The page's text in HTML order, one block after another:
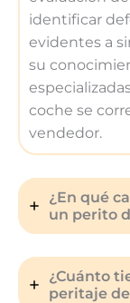
identificar
evidentes a
su
coche se
vendedor.
¿En qué
un perito
¿Cuánto
peritaje